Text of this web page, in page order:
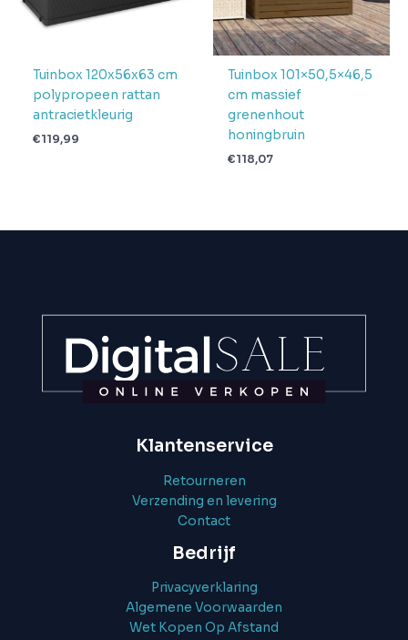
Tuinbox 120x56x63 cm
polypropeen rattan
antracietkleurig
€119,99
Tuinbox 101×50,5×46,5
cm massief
grenenhout
honingbruin
€118,07
Klantenservice
Retourneren
Verzending en levering
Contact
Bedrijf
Privacyverklaring
Algemene Voorwaarden
Wet Kopen Op Afstand